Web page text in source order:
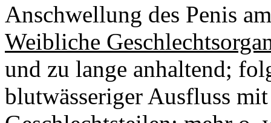
Anschwellung des Penis
Weibliche
und zu lange anhaltend;
blutwässeriger Ausfluss